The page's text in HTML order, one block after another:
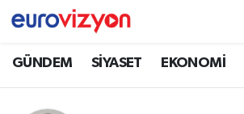
GÜNDEM SİYASET EKONOMİ